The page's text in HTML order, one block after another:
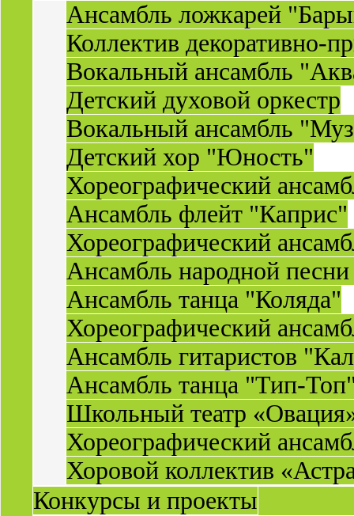
Ансамбль ложкарей
Коллектив декоративно-
Вокальный ансамбль
Детский духовой оркестр
Вокальный ансамбль
Детский хор "Юность"
Хореографический
Ансамбль флейт "Каприс"
Хореографический
Ансамбль народной
Ансамбль танца "Коляда"
Хореографический
Ансамбль гитаристов
Ансамбль танца "Тип-
Школьный театр
Хореографический
Хоровой коллектив
Конкурсы и проекты